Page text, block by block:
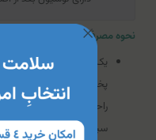
نحوه مصرف کرم موبر صورت
یک لایه از کرم را روی
پخش کنید. ۵
راحت برداشته نشدند،
سپس آن را با کاردک و